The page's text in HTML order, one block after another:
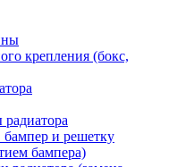
крепления (бокс,
бампер и решетку
бампера)